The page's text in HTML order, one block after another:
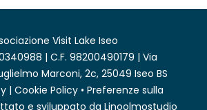
Visit Lake Iseo
| C.F. 98200490179 | Via
Marconi, 2c, 25049 Iseo BS
| Cookie Policy • Preferenze sulla
e sviluppato da Linoolmostudio